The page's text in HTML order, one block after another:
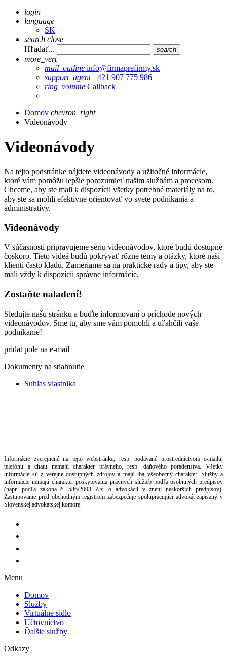
login
language
SK
search close
Hľadať...
search
more_vert
mail_outline info@firmaprefirmy.sk
support_agent +421 907 775 986
ring_volume Callback
Domov chevron_right
Videonávody
Videonávody
Na tejto podstránke nájdete videonávody a užitočné informácie,
ktoré vám pomôžu lepšie porozumieť našim službám a procesom.
Chceme, aby ste mali k dispozícii všetky potrebné materiály na to,
aby ste sa mohli efektívne orientovať vo svete podnikania a
administratívy.
Videonávody
V súčasnosti pripravujeme sériu videonávodov, ktoré budú dostupné
čoskoro. Tieto videá budú pokrývať rôzne témy a otázky, ktoré naši
klienti často kladú. Zameriame sa na praktické rady a tipy, aby ste
mali vždy k dispozícii správne informácie.
Zostaňte naladení!
Sledujte našu stránku a buďte informovaní o príchode nových
videonávodov. Sme tu, aby sme vám pomohli a uľahčili vaše
podnikanie!
pridat pole na e-mail
Dokumenty na stiahnutie
Suhlas vlastnika
Informácie zverejnené na tejto webstránke, resp. podávané prostredníctvom e-mailu,
telefónu a chatu nemajú charakter právneho, resp. daňového poradenstva. Všetky
informácie sú z verejne dostupných zdrojov a majú iba všeobecný charakter. Služby a
informácie nemajú charakter poskytovania právnych služieb podľa osobitných predpisov
(napr. podľa zákona č. 586/2003 Z.z. o advokácii v znení neskorších predpisov).
Zastupovanie pred obchodným registrom zabezpečuje spolupracujúci advokát zapísaný v
Slovenskej advokátskej komore.
Menu
Domov
Služby
Virtuálne sídlo
Učtovníctvo
Ďalšie služby
Odkazy